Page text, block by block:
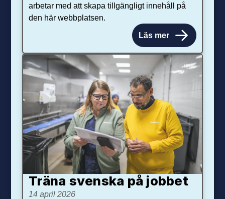
arbetar med att skapa tillgängligt innehåll på
den här webbplatsen.
Läs mer
Träna svenska på jobbet
14 april 2026